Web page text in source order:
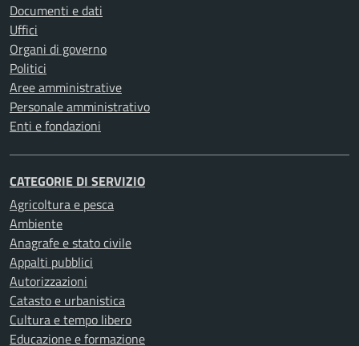
Documenti e dati
Uffici
Organi di governo
Politici
Aree amministrative
Personale amministrativo
Enti e fondazioni
CATEGORIE DI SERVIZIO
Agricoltura e pesca
Ambiente
Anagrafe e stato civile
Appalti pubblici
Autorizzazioni
Catasto e urbanistica
Cultura e tempo libero
Educazione e formazione